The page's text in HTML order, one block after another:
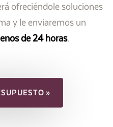
ofreciéndole soluciones
y le enviaremos un
de 24 horas.
»